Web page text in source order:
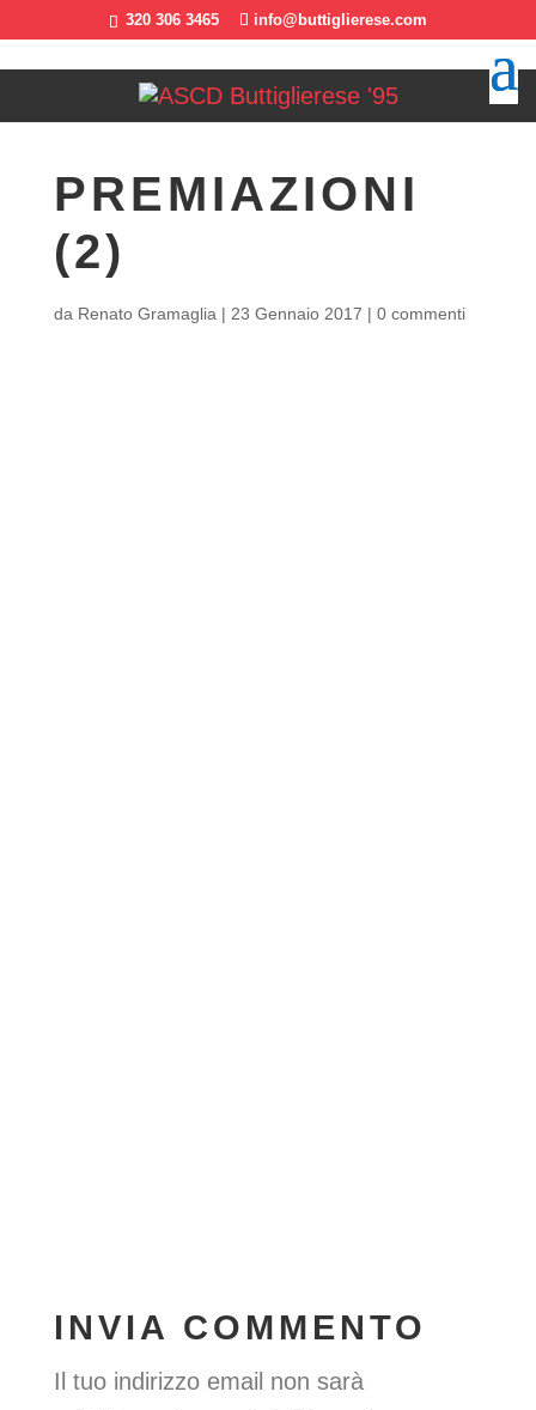
320 306 3465 info@buttiglierese.com
PREMIAZIONI
(2)
da Renato Gramaglia | 23 Gennaio 2017 | 0 commenti
INVIA COMMENTO
Il tuo indirizzo email non sarà